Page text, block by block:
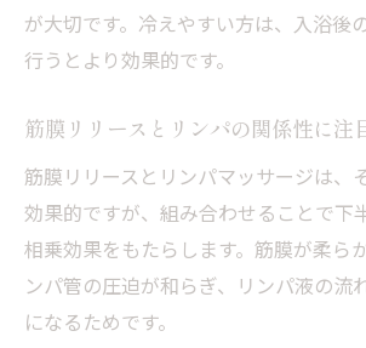
下半身ケアで継続的な健康
南北線利用者におすすめのセ
ット
が大切です。冷えやすい方は、入浴後
行うとより効果的です。
筋膜リリースとリンパの関係性に注
筋膜リリースとリンパマッサージは、
効果的ですが、組み合わせることで下
相乗効果をもたらします。筋膜が柔ら
ンパ管の圧迫が和らぎ、リンパ液の流
になるためです。